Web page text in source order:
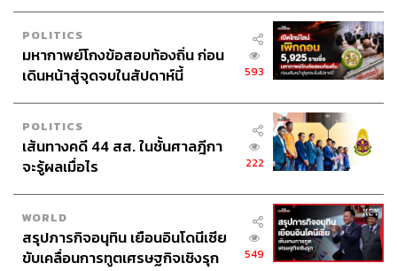
พัฒนาประเทศโดยใช้การส่งออก (Export-led Economic
Development) จึงถูกใช้อย่างแพร่หลาย และเป็นต้นตอของ
การเจริญเติบโตทางเศรษฐกิจที่รวดเร็วและมั่นคง
ทรัมป์ได้สร้างความไม่แน่นอนทางเศรษฐกิจให้กับภูมิทัศน์
การค้าโลกในรอบ 100 ปี ดังที่นายกฯ สิงคโปร์ ลอว์เรนซ์ ห
ว่อง ได้กล่าวว่า การค้าระหว่างประเทศที่แต่ละประเทศ
เคารพในกฎและกติการ่วมกันได้จบสิ้นลงแล้ว ซึ่งเรื่องนี้ ส่วน
หนึ่งเกิดมาจากความไม่เข้าใจเรื่องการขาดดุลการค้าของ
ผู้นำโลกที่ในท้ายที่สุดอาจกลายมาเป็นความพยายามที่สร้าง
ผลเสียต่อเศรษฐกิจโลก
POLITICS
มหากาพย์โกงข้อสอบท้องถิ่น ก่อน
เดินหน้าสู่จุดจบในสัปดาห์นี้
593
POLITICS
เส้นทางคดี 44 สส. ในชั้นศาลฎีกา
จะรู้ผลเมื่อไร
222
WORLD
สรุปภารกิจอนุทิน เยือนอินโดนีเซีย
ขับเคลื่อนการทูตเศรษฐกิจเชิงรุก
549